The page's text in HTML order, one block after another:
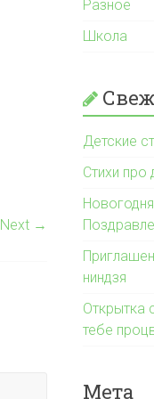
Next →
Разное
Школа
Детские
Стихи
ниндзя
тебе
Мета